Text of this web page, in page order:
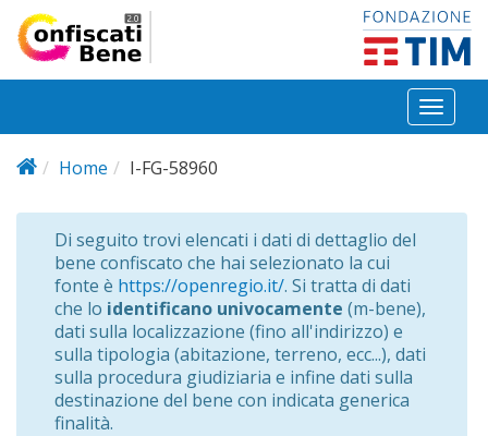
Salta al contenuto principale
Toggle
Home
I-FG-58960
Di seguito trovi elencati i dati di dettaglio del
bene confiscato che hai selezionato la cui
fonte è https://openregio.it/. Si tratta di dati
che lo identificano univocamente (m-bene),
dati sulla localizzazione (fino all'indirizzo) e
sulla tipologia (abitazione, terreno, ecc...), dati
sulla procedura giudiziaria e infine dati sulla
destinazione del bene con indicata generica
finalità.